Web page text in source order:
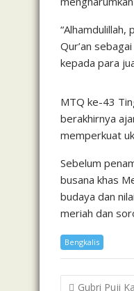
Qur’an
kepada para
MTQ ke-43
berakhirnya
memperkuat
Sebelum
busana khas
budaya dan
meriah dan
Bengkalis
Post
Gubri Puji